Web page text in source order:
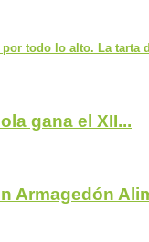
todo lo alto. La tarta
gana el XII...
Armagedón